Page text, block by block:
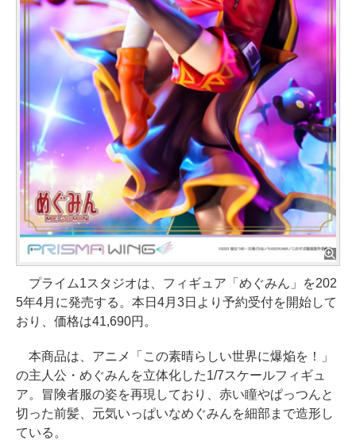
プライム1スタジオは、フィギュア「めぐみん」を202
5年4月に発売する。本日4月3日より予約受付を開始して
おり、価格は41,690円。
本商品は、アニメ「この素晴らしい世界に爆焔を！」
の主人公・めぐみんを立体化した1/7スケールフィギュ
ア。冒険者服の姿を再現しており、赤い瞳やぱっつんと
切った前髪、元気いっぱいなめぐみんを細部まで造形し
ている。